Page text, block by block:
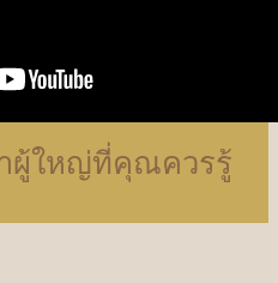
าผู้ใหญ่ที่คุณควรรู้